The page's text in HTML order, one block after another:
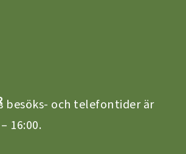
besöks- och telefontider är
16:00.